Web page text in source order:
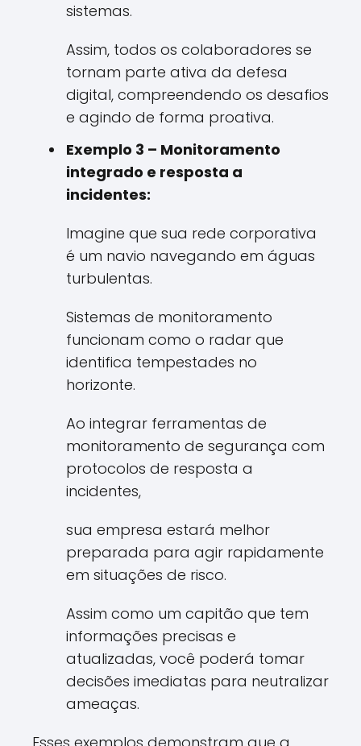
sistemas.
Assim, todos os colaboradores se
tornam parte ativa da defesa
digital, compreendendo os desafios
e agindo de forma proativa.
Exemplo 3 – Monitoramento
integrado e resposta a
incidentes:
Imagine que sua rede corporativa
é um navio navegando em águas
turbulentas.
Sistemas de monitoramento
funcionam como o radar que
identifica tempestades no
horizonte.
Ao integrar ferramentas de
monitoramento de segurança com
protocolos de resposta a
incidentes,
sua empresa estará melhor
preparada para agir rapidamente
em situações de risco.
Assim como um capitão que tem
informações precisas e
atualizadas, você poderá tomar
decisões imediatas para neutralizar
ameaças.